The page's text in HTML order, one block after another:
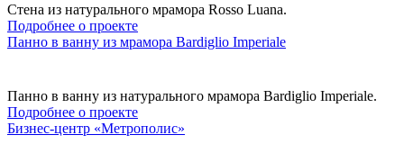
Стена из натурального мрамора Rosso Luana.
Подробнее о проекте
Панно в ванну из мрамора Bardiglio Imperiale
Панно в ванну из натурального мрамора Bardiglio Imperiale.
Подробнее о проекте
Бизнес-центр «Метрополис»